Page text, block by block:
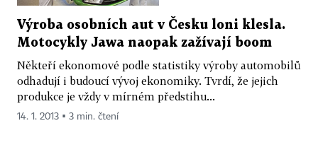
Výroba osobních aut v Česku loni klesla.
Motocykly Jawa naopak zažívají boom
Někteří ekonomové podle statistiky výroby automobilů
odhadují i budoucí vývoj ekonomiky. Tvrdí, že jejich
produkce je vždy v mírném předstihu...
14. 1. 2013 ▪ 3 min. čtení